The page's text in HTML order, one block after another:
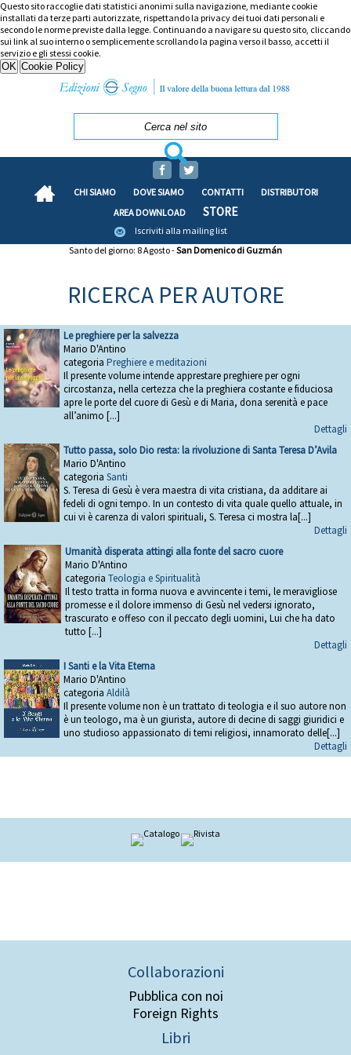
Questo sito raccoglie dati statistici anonimi sulla navigazione, mediante cookie
installati da terze parti autorizzate, rispettando la privacy dei tuoi dati personali e
secondo le norme previste dalla legge. Continuando a navigare su questo sito, cliccando
sui link al suo interno o semplicemente scrollando la pagina verso il basso, accetti il
servizio e gli stessi cookie.
CHI SIAMO DOVE SIAMO CONTATTI
DISTRIBUTORI
AREA DOWNLOAD
STORE
Iscriviti alla mailing list
Santo del giorno: 8 Agosto -San Domenico di Guzmán
RICERCA PER AUTORE
Le preghiere per la salvezza
Mario D'Antino
categoria Preghiere e meditazioni
Il presente volume intende apprestare preghiere per ogni
circostanza, nella certezza che la preghiera costante e fiduciosa
apre le porte del cuore di Gesù e di Maria, dona serenità e pace
all’animo [...]
Dettagli
Tutto passa, solo Dio resta: la rivoluzione di Santa Teresa D’Avila
Mario D'Antino
categoria Santi
S. Teresa di Gesù è vera maestra di vita cristiana, da additare ai
fedeli di ogni tempo. In un contesto di vita quale quello attuale, in
cui vi è carenza di valori spirituali, S. Teresa ci mostra la[...]
Dettagli
Umanità disperata attingi alla fonte del sacro cuore
Mario D'Antino
categoria Teologia e Spiritualità
Il testo tratta in forma nuova e avvincente i temi, le meravigliose
promesse e il dolore immenso di Gesù nel vedersi ignorato,
trascurato e offeso con il peccato degli uomini, Lui che ha dato
tutto [...]
Dettagli
I Santi e la Vita Eterna
Mario D'Antino
categoria Aldilà
Il presente volume non è un trattato di teologia e il suo autore non
è un teologo, ma è un giurista, autore di decine di saggi giuridici e
uno studioso appassionato di temi religiosi, innamorato delle[...]
Dettagli
Collaborazioni
Pubblica con noi
Foreign Rights
Libri